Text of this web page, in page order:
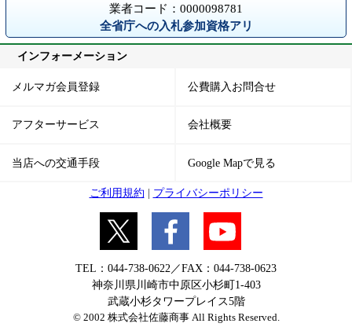
業者コード：0000098781
全省庁への入札参加資格アリ
インフォーメーション
メルマガ会員登録 公費購入お問合せ
アフターサービス 会社概要
当店への交通手段 Google Mapで見る
ご利用規約 プライバシーポリシー
TEL：044-738-0622／FAX：044-738-0623
神奈川県川崎市中原区小杉町1-403
武蔵小杉タワープレイス5階
© 2002 株式会社佐藤商事 All Rights Reserved.